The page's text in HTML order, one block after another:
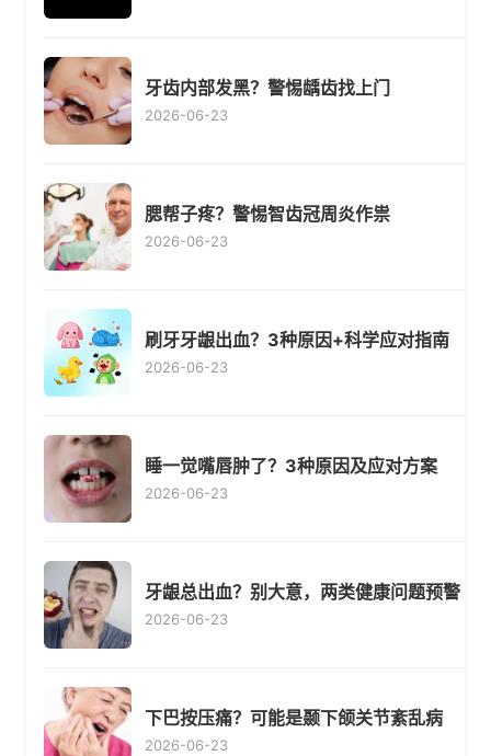
牙齿内部发黑？警惕龋齿找上门
2026-06-23
腮帮子疼？警惕智齿冠周炎作祟
2026-06-23
刷牙牙龈出血？3种原因+科学应对指南
2026-06-23
睡一觉嘴唇肿了？3种原因及应对方案
2026-06-23
牙龈总出血？别大意，两类健康问题预警
2026-06-23
下巴按压痛？可能是颞下颌关节紊乱病
2026-06-23